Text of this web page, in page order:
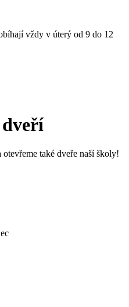
vždy v úterý od 9 do 12
také dveře naší školy!